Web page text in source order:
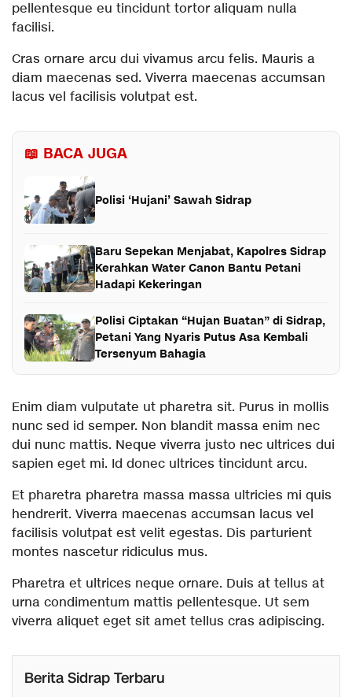
pellentesque eu tincidunt tortor aliquam nulla
facilisi.
Cras ornare arcu dui vivamus arcu felis. Mauris a
diam maecenas sed. Viverra maecenas accumsan
lacus vel facilisis volutpat est.
📖 BACA JUGA
Polisi ‘Hujani’ Sawah Sidrap
Baru Sepekan Menjabat, Kapolres Sidrap
Kerahkan Water Canon Bantu Petani
Hadapi Kekeringan
Polisi Ciptakan “Hujan Buatan” di Sidrap,
Petani Yang Nyaris Putus Asa Kembali
Tersenyum Bahagia
Enim diam vulputate ut pharetra sit. Purus in mollis
nunc sed id semper. Non blandit massa enim nec
dui nunc mattis. Neque viverra justo nec ultrices dui
sapien eget mi. Id donec ultrices tincidunt arcu.
Et pharetra pharetra massa massa ultricies mi quis
hendrerit. Viverra maecenas accumsan lacus vel
facilisis volutpat est velit egestas. Dis parturient
montes nascetur ridiculus mus.
Pharetra et ultrices neque ornare. Duis at tellus at
urna condimentum mattis pellentesque. Ut sem
viverra aliquet eget sit amet tellus cras adipiscing.
Berita Sidrap Terbaru